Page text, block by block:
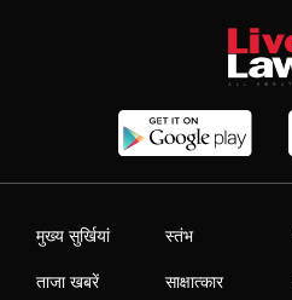
मुख्य सुर्खियां
ताजा खबरें
स्तंभ
साक्षात्कार